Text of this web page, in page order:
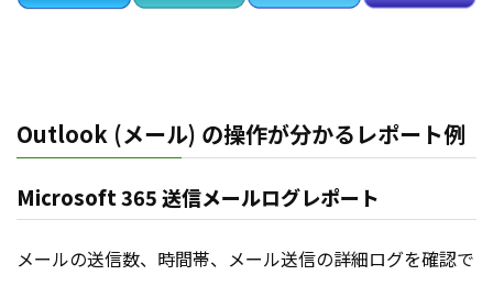
Outlook (メール) の操作が分かるレポート例
Microsoft 365 送信メールログレポート
メールの送信数、時間帯、メール送信の詳細ログを確認で